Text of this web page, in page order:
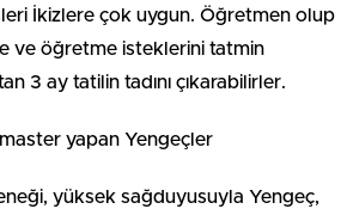
İkizlere çok uygun. Öğretmen olup
ve öğretme isteklerini tatmin
3 ay tatilin tadını çıkarabilirler.
yapan Yengeçler
yüksek sağduyusuyla Yengeç,